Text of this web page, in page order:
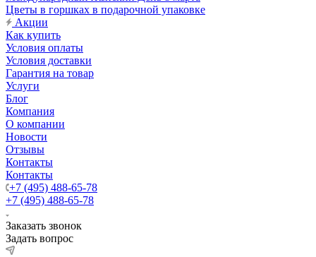
Цветы в горшках в подарочной упаковке
Акции
Как купить
Условия оплаты
Условия доставки
Гарантия на товар
Услуги
Блог
Компания
О компании
Новости
Отзывы
Контакты
Контакты
+7 (495) 488-65-78
+7 (495) 488-65-78
Заказать звонок
Задать вопрос